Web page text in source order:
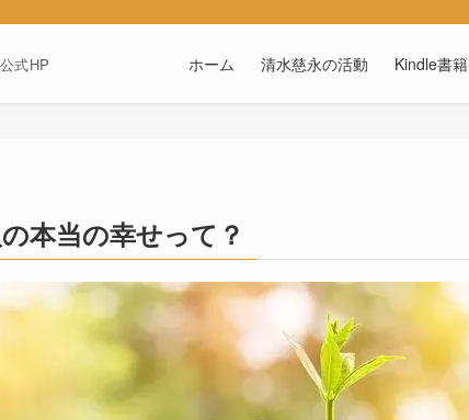
式HP ホーム 清水慈永の活動 Kindle書籍
本当の幸せって？